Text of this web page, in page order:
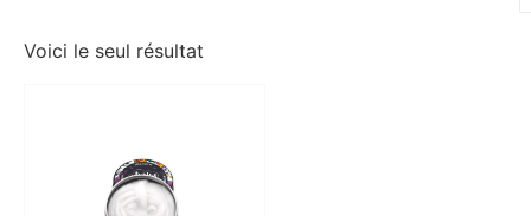
Voici le seul résultat